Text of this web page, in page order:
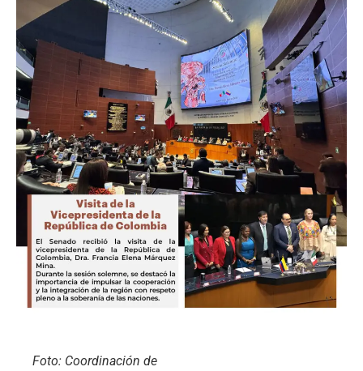
Foto: Coordinación de